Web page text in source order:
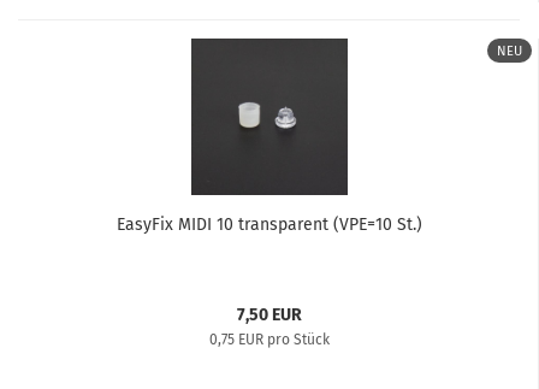
NEU
EasyFix MIDI 10 transparent (VPE=10 St.)
7,50 EUR
0,75 EUR pro Stück